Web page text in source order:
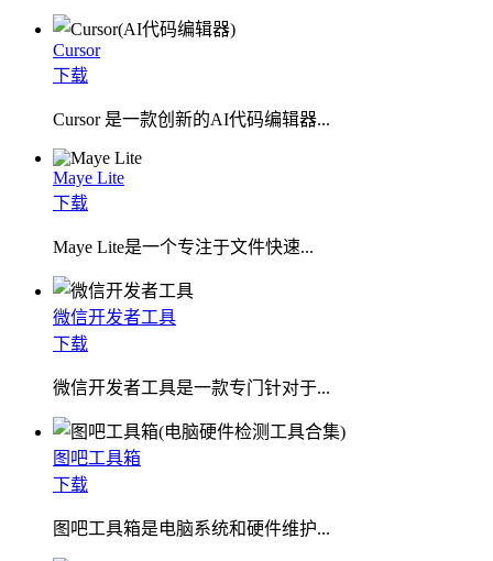
Cursor
下载
Cursor 是一款创新的AI代码编辑器...
Maye Lite
下载
​Maye Lite是一个专注于文件快速...
微信开发者工具
下载
微信开发者工具是一款专门针对于...
图吧工具箱
下载
图吧工具箱是电脑系统和硬件维护...